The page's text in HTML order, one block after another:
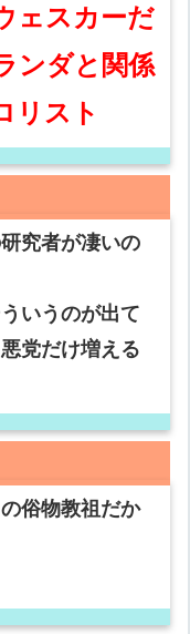
ェスカーだ
ンダと関係
リスト
究者が凄いの
いうのが出て
党だけ増える
俗物教祖だか